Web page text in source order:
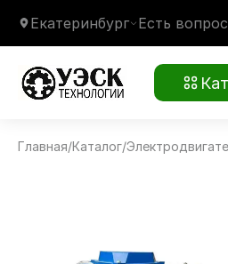
Екатеринбург Есть
АДМ200М2 37 кВт 3000
Главная/Каталог/